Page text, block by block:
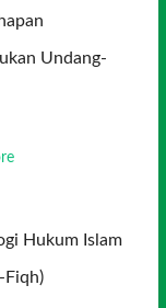
Undang-
Hukum Islam
Fiqh)